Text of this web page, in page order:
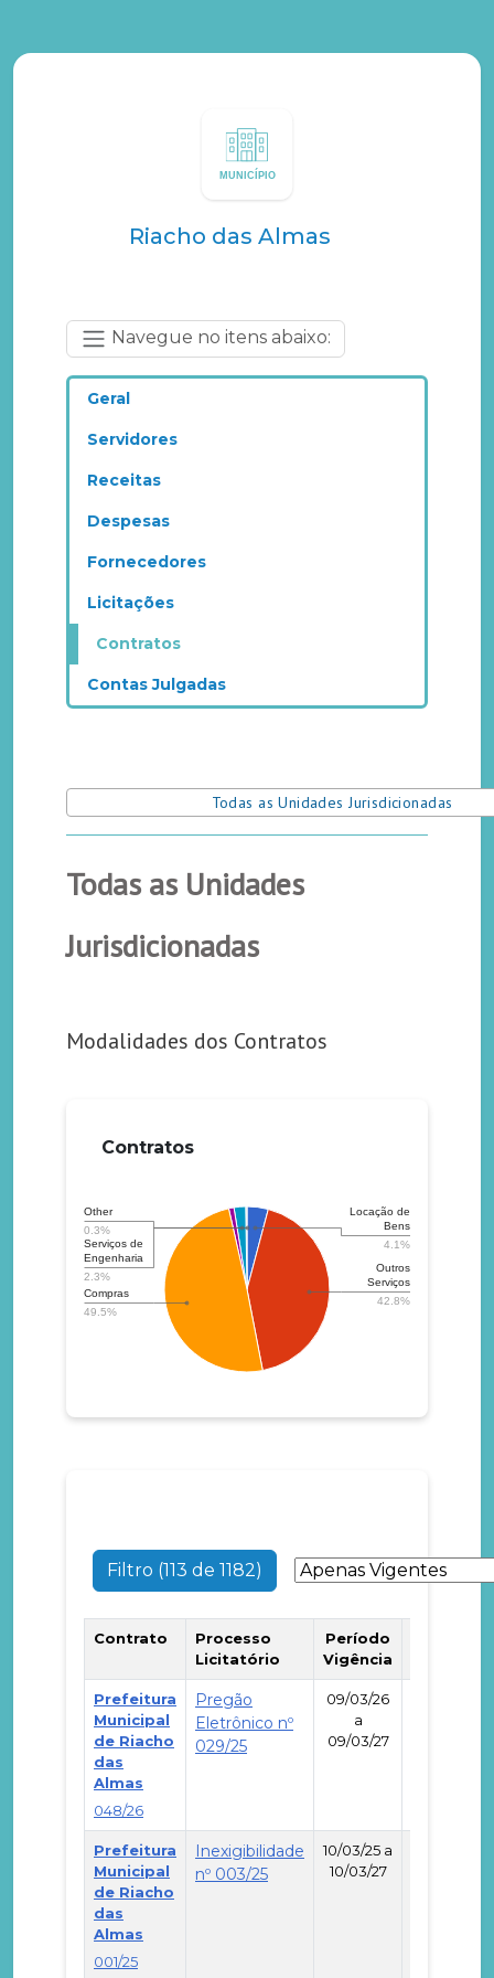
Riacho das Almas
Navegue no itens abaixo:
Geral
Servidores
Receitas
Despesas
Fornecedores
Licitações
Contratos
Contas Julgadas
Todas as Unidades Jurisdicionadas
Todas as Unidades
Jurisdicionadas
Modalidades dos Contratos
Contratos
Locação de
Bens
4.1%
Outros
Serviços
42.8%
Compras
49.5%
Serviços de
Engenharia
2.3%
Other
0.3%
Filtro (113 de 1182)
Contrato
Processo
Licitatório
Período
Vigência
Prefeitura
Municipal
de Riacho
das
Almas
048/26
Pregão
Eletrônico nº
029/25
09/03/26
a
09/03/27
Prefeitura
Municipal
de Riacho
das
Almas
001/25
Inexigibilidade
nº 003/25
10/03/25 a
10/03/27